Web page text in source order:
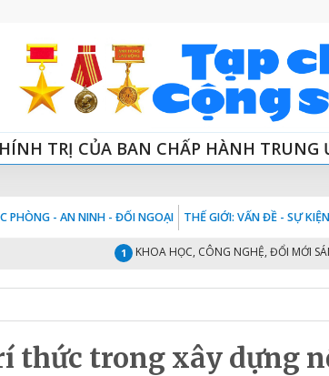
TRỊ CỦA BAN CHẤP HÀNH
PHÒNG - AN NINH - ĐỐI NGOẠI THẾ GIỚI: VẤN ĐỀ - SỰ KIỆN
KHOA HỌC, CÔNG NGHỆ, ĐỔI MỚI SÁNG
thức trong xây dựng